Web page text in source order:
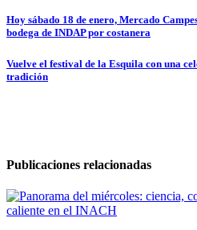
Navegación
entradas
Hoy sábado 18 de enero, Mercado
bodega de INDAP por costanera
Vuelve el festival de la Esquila con una
tradición
Publicaciones relacionadas